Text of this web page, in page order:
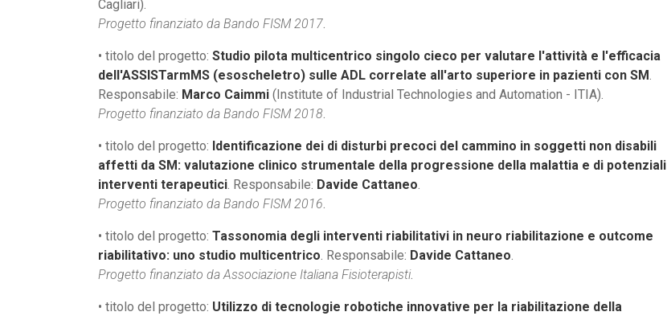
Cagliari).
Progetto finanziato da Bando FISM 2017.
• titolo del progetto: Studio pilota multicentrico singolo cieco per valutare l'attività e l'efficacia
dell'ASSISTarmMS (esoscheletro) sulle ADL correlate all'arto superiore in pazienti con SM.
Responsabile: Marco Caimmi (Institute of Industrial Technologies and Automation - ITIA).
Progetto finanziato da Bando FISM 2018.
• titolo del progetto: Identificazione dei di disturbi precoci del cammino in soggetti non disabili
affetti da SM: valutazione clinico strumentale della progressione della malattia e di potenziali
interventi terapeutici. Responsabile: Davide Cattaneo.
Progetto finanziato da Bando FISM 2016.
• titolo del progetto: Tassonomia degli interventi riabilitativi in neuro riabilitazione e outcome
riabilitativo: uno studio multicentrico. Responsabile: Davide Cattaneo.
Progetto finanziato da Associazione Italiana Fisioterapisti.
• titolo del progetto: Utilizzo di tecnologie robotiche innovative per la riabilitazione della